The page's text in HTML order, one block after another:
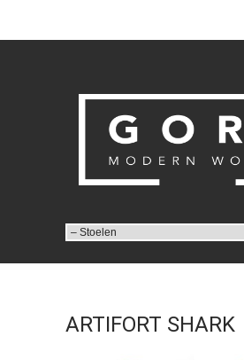
ARTIFORT SHARK